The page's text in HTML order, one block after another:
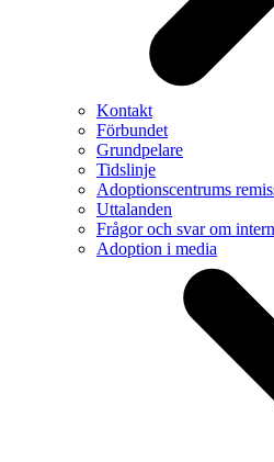
Kontakt
Förbundet
Grundpelare
Tidslinje
Adoptionscentrums
Uttalanden
Frågor och svar om
Adoption i media